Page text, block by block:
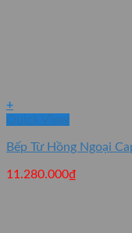
+
Quick View
Bếp Từ Hồng Ngoại
11.280.000₫